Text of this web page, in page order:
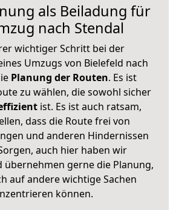
als Beiladung für
nach Stendal
wichtiger Schritt bei der
Umzugs von Bielefeld nach
Planung der Routen. Es ist
zu wählen, die sowohl sicher
ist. Es ist auch ratsam,
dass die Route frei von
und anderen Hindernissen
auch hier haben wir
übernehmen gerne die Planung,
auf andere wichtige Sachen
können.